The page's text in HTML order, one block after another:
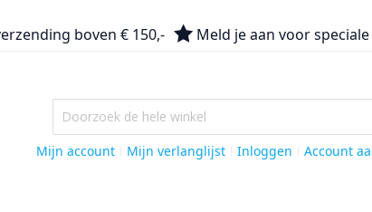
boven € 150,- Meld je aan voor
Mijn account Mijn verlanglijst Inloggen Account